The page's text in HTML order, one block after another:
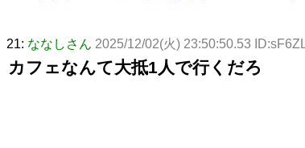
21: ななしさん 2025/12/02(火) 23:50:50.53
カフェなんて大抵1人で行くだろ